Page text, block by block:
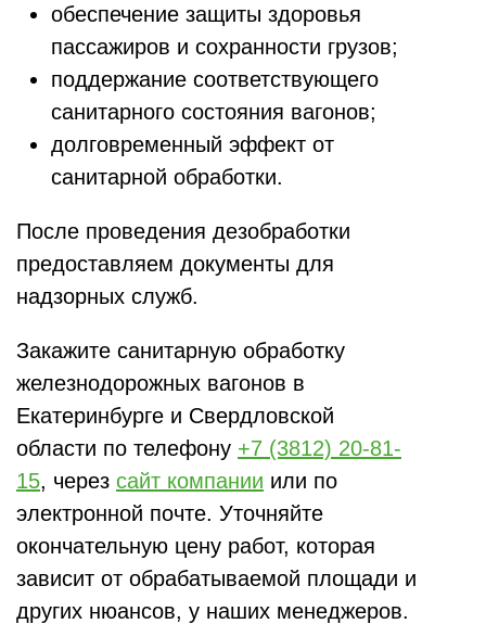
обеспечение защиты здоровья
пассажиров и сохранности грузов;
поддержание соответствующего
санитарного состояния вагонов;
долговременный эффект от
санитарной обработки.
После проведения дезобработки
предоставляем документы для
надзорных служб.
Закажите санитарную обработку
железнодорожных вагонов в
Екатеринбурге и Свердловской
области по телефону +7 (3812) 20-81-
15, через сайт компании или по
электронной почте. Уточняйте
окончательную цену работ, которая
зависит от обрабатываемой площади и
других нюансов, у наших менеджеров.